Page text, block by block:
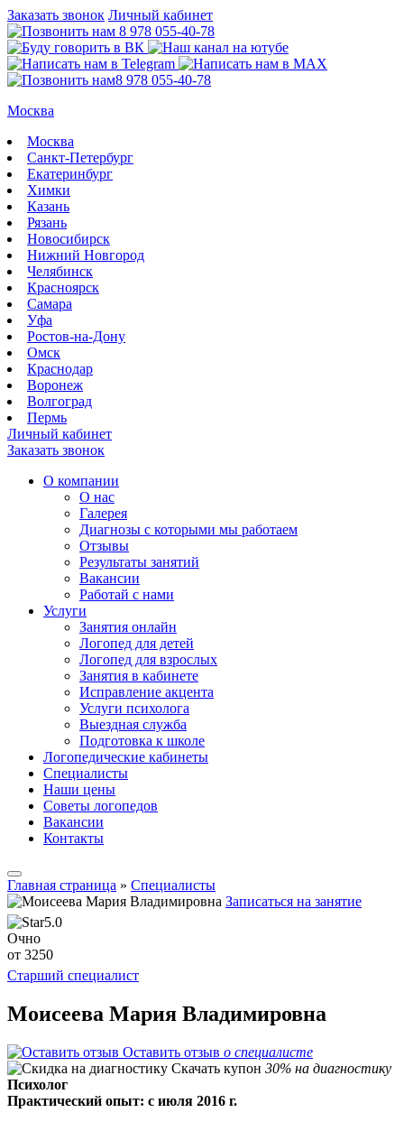
Заказать звонок Личный кабинет
8 978 055-40-78
8 978 055-40-78
Москва
Москва
Санкт-Петербург
Екатеринбург
Химки
Казань
Рязань
Новосибирск
Нижний Новгород
Челябинск
Красноярск
Самара
Уфа
Ростов-на-Дону
Омск
Краснодар
Воронеж
Волгоград
Пермь
Личный кабинет
Заказать звонок
О компании
О нас
Галерея
Диагнозы с которыми мы работаем
Отзывы
Результаты занятий
Вакансии
Работай с нами
Услуги
Занятия онлайн
Логопед для детей
Логопед для взрослых
Занятия в кабинете
Исправление акцента
Услуги психолога
Выездная служба
Подготовка к школе
Логопедические кабинеты
Специалисты
Наши цены
Советы логопедов
Вакансии
Контакты
Главная страница » Специалисты
Записаться на занятие
5.0
Очно
от 3250
Старший специалист
Моисеева Мария Владимировна
Оставить отзыв о специалисте
Скачать купон 30% на диагностику
Психолог
Практический опыт: с июля 2016 г.